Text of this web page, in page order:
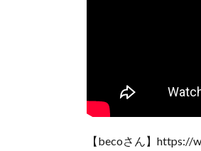
【becoさん】https://